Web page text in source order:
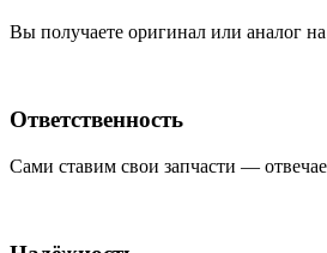
Вы получаете оригинал или аналог
Ответственность
Сами ставим свои запчасти —